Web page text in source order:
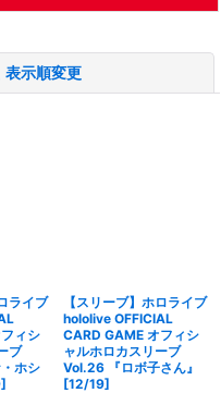
表示順変更
ライブ
ィシ
ブ
ホシ
【スリーブ】ホロライブ
hololive OFFICIAL
CARD GAME オフィシ
ャルホロカスリーブ
Vol.26 『ロボ子さん』
[12/19]